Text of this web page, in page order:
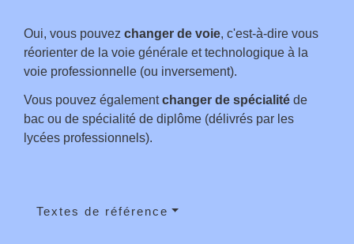
Oui, vous pouvez changer de voie, c'est-à-dire vous
réorienter de la voie générale et technologique à la
voie professionnelle (ou inversement).
Vous pouvez égalementchanger de spécialité de
bac ou de spécialité de diplôme (délivrés par les
lycées professionnels).
Textes de référence